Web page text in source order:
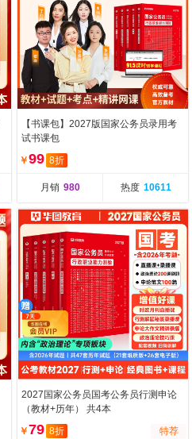
【书课包】2027版国家公务员录用考
试书课包
￥99 8折
月销 980 热度 10611
2027国家公务员国考公务员行测申论
（教材+历年） 共4本
￥79 8折 特荐